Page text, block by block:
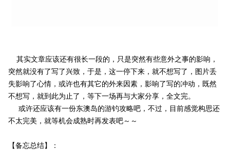
其实文章应该还有很长一段的，只是突然有些意外之事的影响，
突然就没有了写了兴致，于是，这一停下来，就不想写了，图片丢
失影响了心情，或许也有其它的外来因素，影响了写的冲动，既然
不想写，就到此为止了，等下一场再与大家分享，全文完。
或许还应该有一份东澳岛的游钓攻略吧，不过，目前感觉构思还
不太完美，就等机会成熟时再发表吧～～
【备忘总结】：